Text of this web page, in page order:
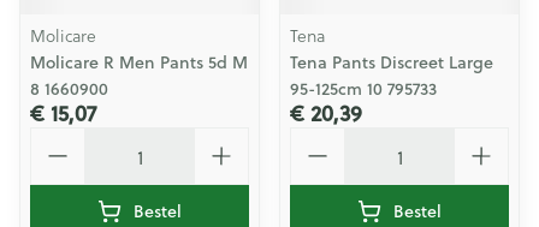
Molicare
Molicare R Men Pants 5d M
8 1660900
€ 15,07
Bestel
Tena
Tena Pants Discreet Large
95-125cm 10 795733
€ 20,39
Bestel